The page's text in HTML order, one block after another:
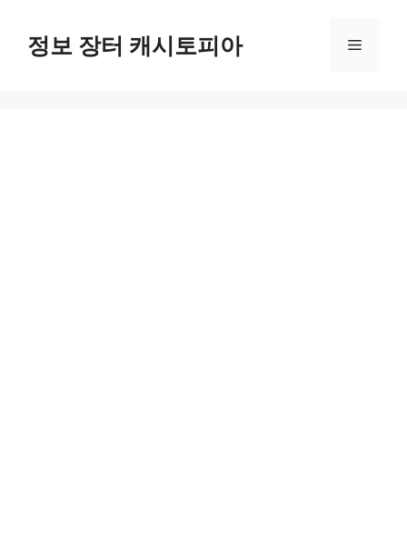
content정보 장터 캐시토피아 Menu